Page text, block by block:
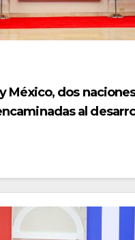
México, dos
al